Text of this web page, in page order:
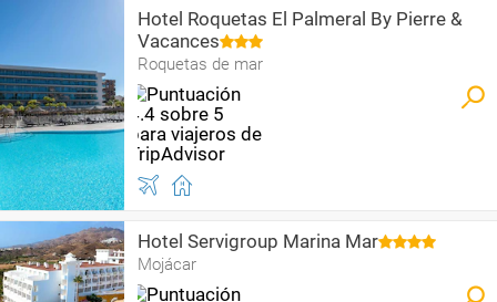
Hotel Roquetas El Palmeral By Pierre &
Vacances
Roquetas de mar
Hotel Servigroup Marina Mar
Mojácar